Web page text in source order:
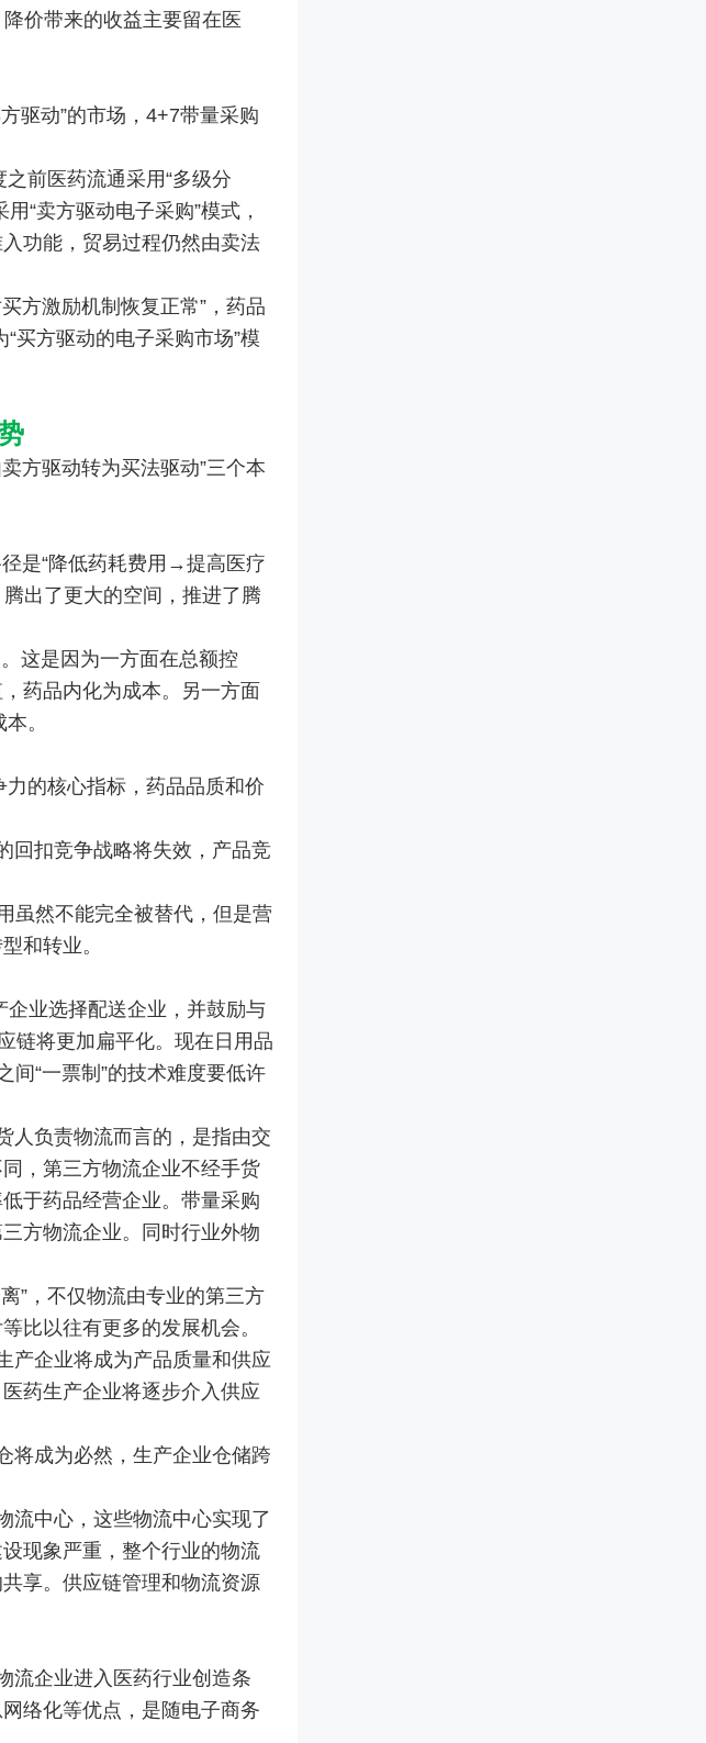
价带来的收益主要留在医
驱动”的市场，4+7带量采购
前医药流通采用“多级分
“卖方驱动电子采购”模式，
功能，贸易过程仍然由卖法
方激励机制恢复正常”，药品
买方驱动的电子采购市场”模
方驱动转为买法驱动”三个本
是“降低药耗费用→提高医疗
出了更大的空间，推进了腾
这是因为一方面在总额控
药品内化为成本。另一方面
。
的核心指标，药品品质和价
回扣竞争战略将失效，产品竞
虽然不能完全被替代，但是营
和转业。
业选择配送企业，并鼓励与
链将更加扁平化。现在日用品
间“一票制”的技术难度要低许
人负责物流而言的，是指由交
，第三方物流企业不经手货
于药品经营企业。带量采购
方物流企业。同时行业外物
”，不仅物流由专业的第三方
比以往有更多的发展机会。
产企业将成为产品质量和供应
药生产企业将逐步介入供应
将成为必然，生产企业仓储跨
流中心，这些物流中心实现了
现象严重，整个行业的物流
享。供应链管理和物流资源
流企业进入医药行业创造条
络化等优点，是随电子商务